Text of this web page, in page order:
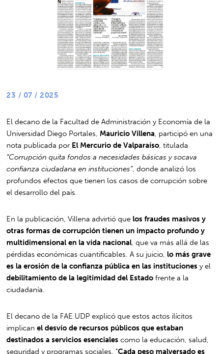
23 / 07 / 2025
El decano de la Facultad de Administración y Economía de la
Universidad Diego Portales, Mauricio Villena , participó en una
nota publicada por El Mercurio de Valparaíso , titulada
“Corrupción quita fondos a necesidades básicas y socava
confianza ciudadana en instituciones”, donde analizó los
profundos efectos que tienen los casos de corrupción sobre
el desarrollo del país.
En la publicación, Villena advirtió que los fraudes masivos y
otras formas de corrupción tienen un impacto profundo y
multidimensional en la vida nacional , que va más allá de las
pérdidas económicas cuantificables. A su juicio, lo más grave
es la erosión de la confianza pública en las instituciones y el
debilitamiento de la legitimidad del Estado frente a la
ciudadanía.
El decano de la FAE UDP explicó que estos actos ilícitos
implicanel desvío de recursos públicos que estaban
destinados a servicios esenciales como la educación, salud,
seguridad y programas sociales. “Cada peso malversado es